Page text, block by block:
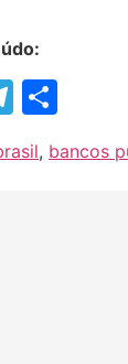
, bancos